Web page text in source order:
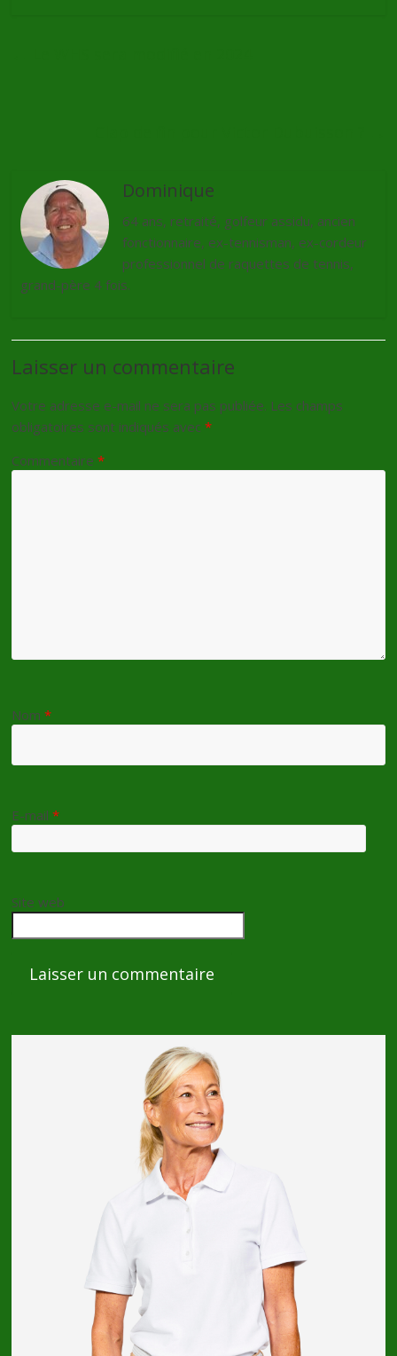
Dominique
64 ans, retraité, golfeur assidu, ancien
fonctionnaire, ex-tennisman, ex-cordeur
professionnel de raquettes de tennis,
grand-père 4 fois.
Laisser un commentaire
Votre adresse e-mail ne sera pas publiée. Les champs
obligatoires sont indiqués avec*
Commentaire*
Nom*
E-mail*
Site web